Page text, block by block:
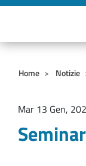
Home Notizie
Mar 13 Gen,